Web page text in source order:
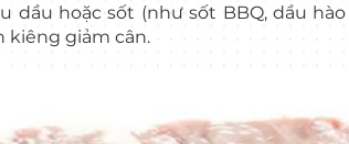
dầu hoặc sốt (như sốt BBQ, dầu
kiêng giảm cân.